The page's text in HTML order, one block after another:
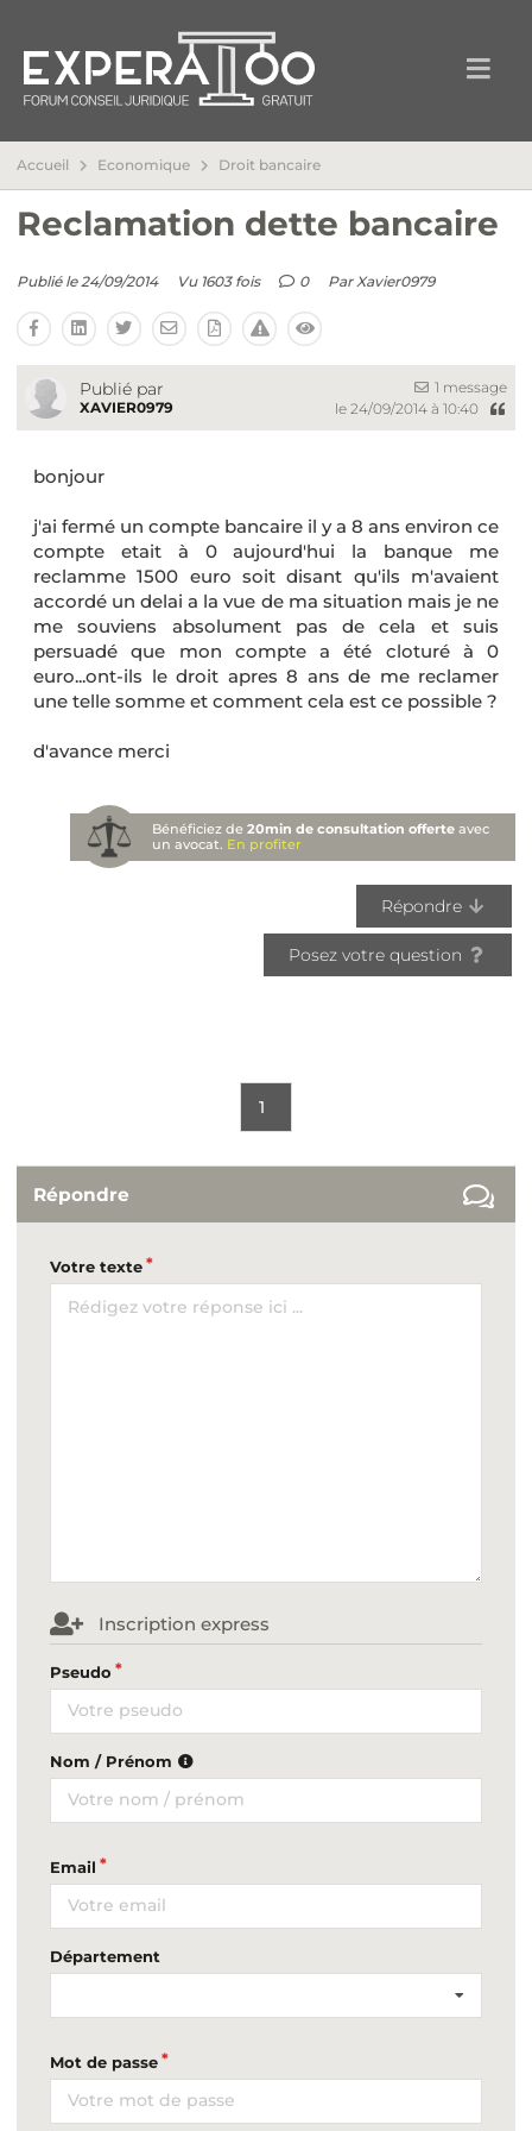
Accueil Economique Droit bancaire
Reclamation dette bancaire
Publié le 24/09/2014 Vu 1603 fois 0 ParXavier0979
Publié par
XAVIER0979
1 message
le 24/09/2014 à 10:40
bonjour
j'ai fermé un compte bancaire il y a 8 ans environ ce
compte etait à 0 aujourd'hui la banque me
reclamme 1500 euro soit disant qu'ils m'avaient
accordé un delai a la vue de ma situation mais je ne
me souviens absolument pas de cela et suis
persuadé que mon compte a été cloturé à 0
euro...ont-ils le droit apres 8 ans de me reclamer
une telle somme et comment cela est ce possible ?
d'avance merci
Bénéficiez de20min de consultation offerte avec
un avocat. En profiter
Répondre
Posez votre question
1
Répondre
Votre texte
Inscription express
Pseudo
Nom / Prénom
Email
Département
Mot de passe